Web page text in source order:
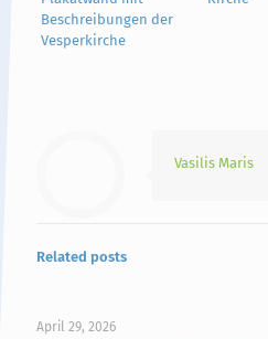
Vasilis Maris
Related posts
April 29, 2026